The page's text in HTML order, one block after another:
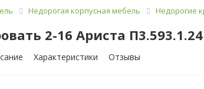
Недорогая корпусная мебель Недорогие
2-16 Ариста П3.593.1.24
Характеристики Отзывы